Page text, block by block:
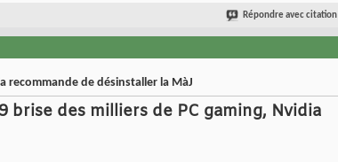
Répondre avec citation
recommande de désinstaller la MàJ
des milliers de PC gaming, Nvidia